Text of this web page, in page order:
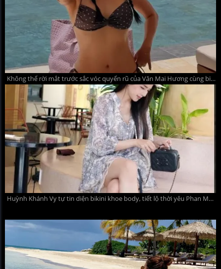
Không thể rời mắt trước sắc vóc quyến rũ của Văn Mai Hương cùng bikini
Huỳnh Khánh Vy tự tin diện bikini khoe body, tiết lộ thời yêu Phan Mạnh Quỳnh chưa giàu dù sở hữu nhiều bản hit